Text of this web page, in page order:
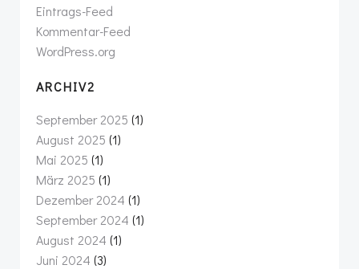
Eintrags-Feed
Kommentar-Feed
WordPress.org
ARCHIV2
September 2025 (1)
August 2025 (1)
Mai 2025 (1)
März 2025 (1)
Dezember 2024 (1)
September 2024 (1)
August 2024 (1)
Juni 2024 (3)